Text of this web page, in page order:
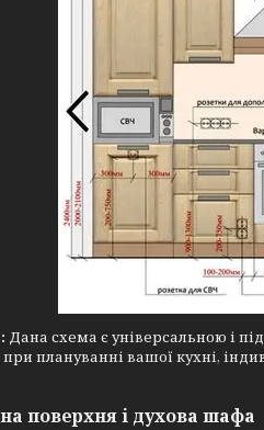
Дана схема є універсальною і
при плануванні вашої кухні,
поверхня і духова шафа